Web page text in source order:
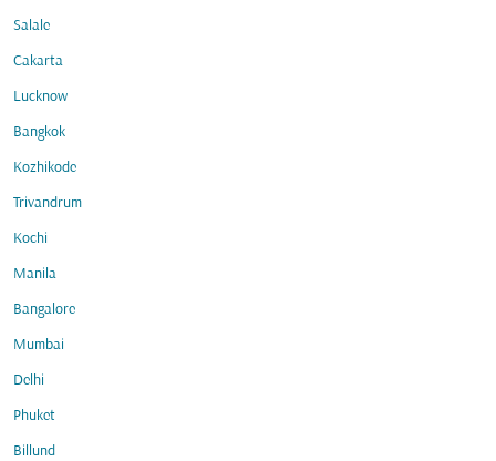
Salale
Cakarta
Lucknow
Bangkok
Kozhikode
Trivandrum
Kochi
Manila
Bangalore
Mumbai
Delhi
Phuket
Billund